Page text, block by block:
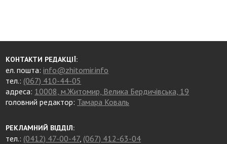
КОНТАКТИ РЕДАКЦІЇ:
ел. пошта:info@zhitomir.info
тел.: (067) 410-44-05
адреса: 10008, м.Житомир, Велика Бердичівська, 19
головний редактор: Тамара Коваль
РЕКЛАМНИЙ ВІДДІЛ:
тел.: (0412) 47-00-47, (067) 412-63-04